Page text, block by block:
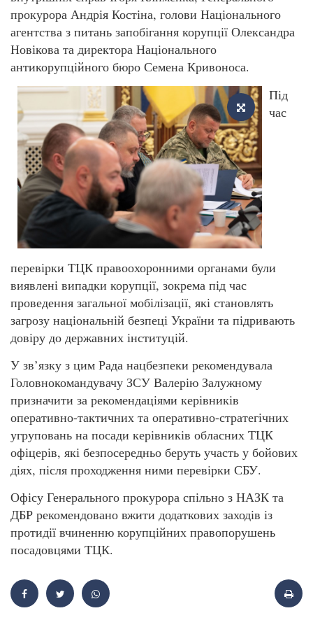
прокурора Андрія Костіна, голови Національного
агентства з питань запобігання корупції Олександра
Новікова та директора Національного
антикорупційного бюро Семена Кривоноса.
Під
час
перевірки ТЦК правоохоронними органами були
виявлені випадки корупції, зокрема під час
проведення загальної мобілізації, які становлять
загрозу національній безпеці України та підривають
довіру до державних інституцій.
У зв’язку з цим Рада нацбезпеки рекомендувала
Головнокомандувачу ЗСУ Валерію Залужному
призначити за рекомендаціями керівників
оперативно-тактичних та оперативно-стратегічних
угруповань на посади керівників обласних ТЦК
офіцерів, які безпосередньо беруть участь у бойових
діях, після проходження ними перевірки СБУ.
Офісу Генерального прокурора спільно з НАЗК та
ДБР рекомендовано вжити додаткових заходів із
протидії вчиненню корупційних правопорушень
посадовцями ТЦК.